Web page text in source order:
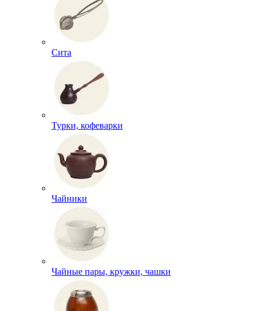
Сита
Турки, кофеварки
Чайники
Чайные пары, кружки, чашки